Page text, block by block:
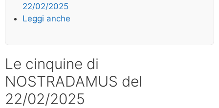
22/02/2025
Leggi anche
Le cinquine di
NOSTRADAMUS del
22/02/2025